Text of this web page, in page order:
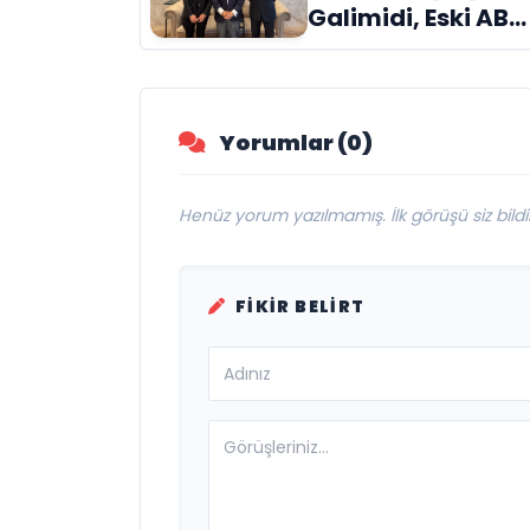
Galimidi, Eski AB
Bakanı ve
Büyükelçi Egemen
Geldi
Yorumlar (0)
Henüz yorum yazılmamış. İlk görüşü siz
FIKIR BELIRT